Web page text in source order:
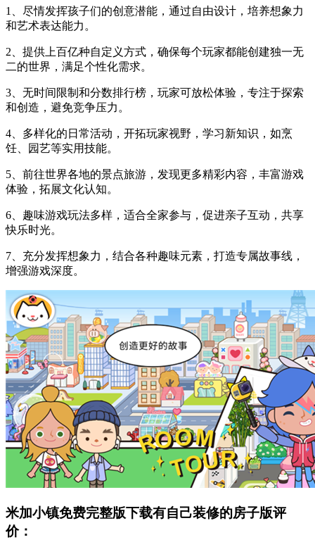
1、尽情发挥孩子们的创意潜能，通过自由设计，培养想象力
和艺术表达能力。
2、提供上百亿种自定义方式，确保每个玩家都能创建独一无
二的世界，满足个性化需求。
3、无时间限制和分数排行榜，玩家可放松体验，专注于探索
和创造，避免竞争压力。
4、多样化的日常活动，开拓玩家视野，学习新知识，如烹
饪、园艺等实用技能。
5、前往世界各地的景点旅游，发现更多精彩内容，丰富游戏
体验，拓展文化认知。
6、趣味游戏玩法多样，适合全家参与，促进亲子互动，共享
快乐时光。
7、充分发挥想象力，结合各种趣味元素，打造专属故事线，
增强游戏深度。
米加小镇免费完整版下载有自己装修的房子版评
价：